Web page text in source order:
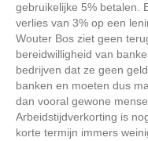
gebruikelijke 5% betalen.
verlies van 3% op een
Wouter Bos ziet geen
bereidwilligheid van
bedrijven dat ze geen
banken en moeten dus
dan vooral gewone
Arbeidstijdverkorting is
korte termijn immers